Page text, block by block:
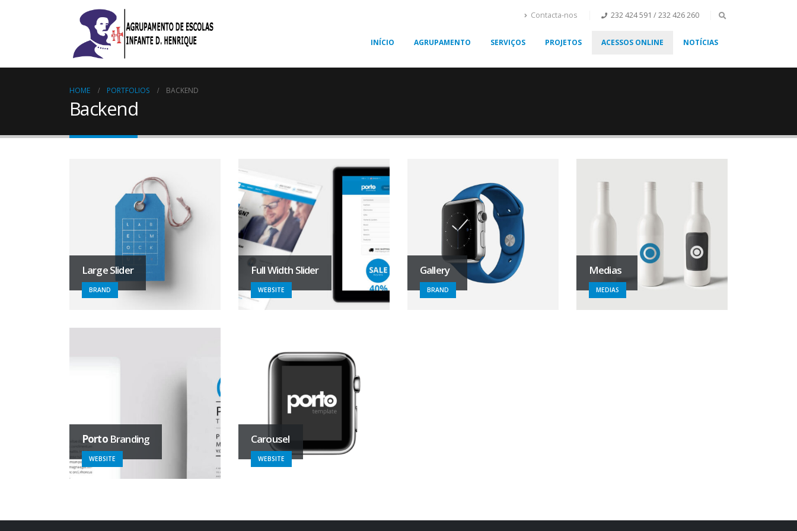
Contacta-nos 232 424 591 / 232 426 260
INÍCIO AGRUPAMENTO SERVIÇOS PROJETOS ACESSOS ONLINE NOTÍCIAS
HOME PORTFOLIOS BACKEND
Backend
Large Slider
BRAND
Full Width Slider
WEBSITE
Gallery
BRAND
Medias
MEDIAS
PortoBranding
WEBSITE
Carousel
WEBSITE